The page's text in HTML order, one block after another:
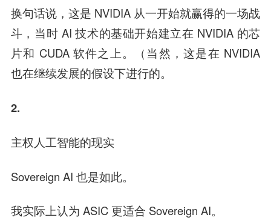
换句话说，这是 NVIDIA 从一开始就赢得的一场战
斗，当时 AI 技术的基础开始建立在 NVIDIA 的芯
片和 CUDA 软件之上。（当然，这是在 NVIDIA
也在继续发展的假设下进行的。
2.
主权人工智能的现实
Sovereign AI 也是如此。
我实际上认为 ASIC 更适合 Sovereign AI。